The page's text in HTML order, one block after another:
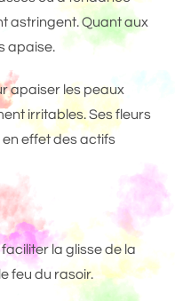
astringent. Quant aux
apaise.
apaiser les peaux
irritables. Ses fleurs
en effet des actifs
la glisse de la
feu du rasoir.